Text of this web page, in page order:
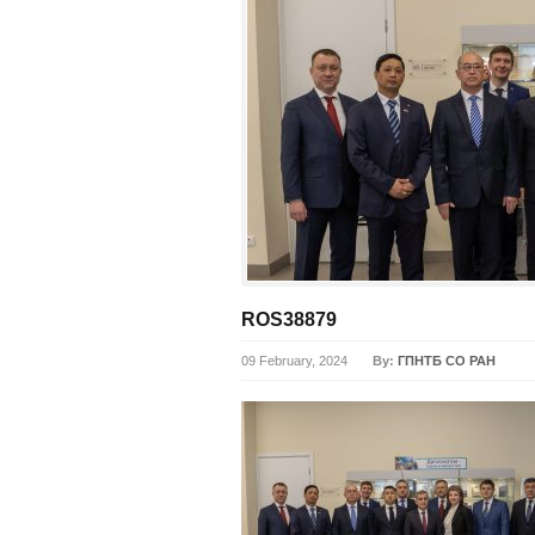
ROS38879
09 February, 2024 By: ГПНТБ СО РАН